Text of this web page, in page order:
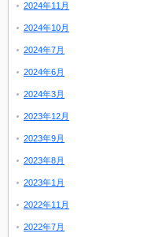
2024年11月
2024年10月
2024年7月
2024年6月
2024年3月
2023年12月
2023年9月
2023年8月
2023年1月
2022年11月
2022年7月